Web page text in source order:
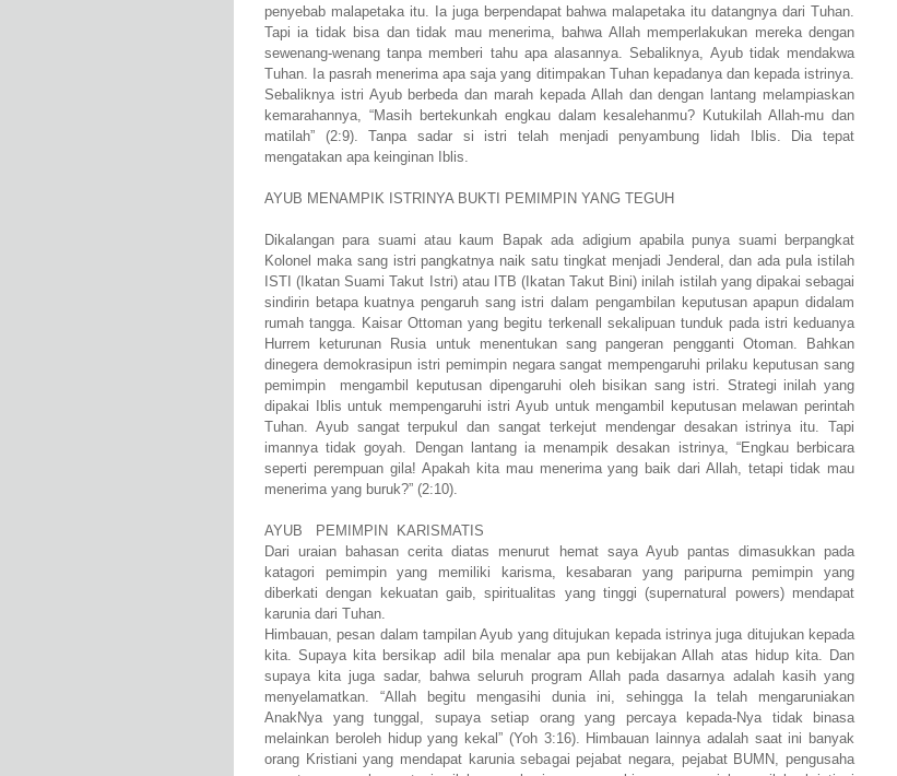
penyebab malapetaka itu. Ia juga berpendapat bahwa malapetaka itu datangnya dari Tuhan.
Tapi ia tidak bisa dan tidak mau menerima, bahwa Allah memperlakukan mereka dengan
sewenang-wenang tanpa memberi tahu apa alasannya. Sebaliknya, Ayub tidak mendakwa
Tuhan. Ia pasrah menerima apa saja yang ditimpakan Tuhan kepadanya dan kepada istrinya.
Sebaliknya istri Ayub berbeda dan marah kepada Allah dan dengan lantang melampiaskan
kemarahannya, “Masih bertekunkah engkau dalam kesalehanmu? Kutukilah Allah-mu dan
matilah” (2:9). Tanpa sadar si istri telah menjadi penyambung lidah Iblis. Dia tepat
mengatakan apa keinginan Iblis.
AYUB MENAMPIK ISTRINYA BUKTI PEMIMPIN YANG TEGUH
Dikalangan para suami atau kaum Bapak ada adigium apabila punya suami berpangkat
Kolonel maka sang istri pangkatnya naik satu tingkat menjadi Jenderal, dan ada pula istilah
ISTI (Ikatan Suami Takut Istri) atau ITB (Ikatan Takut Bini) inilah istilah yang dipakai sebagai
sindirin betapa kuatnya pengaruh sang istri dalam pengambilan keputusan apapun didalam
rumah tangga. Kaisar Ottoman yang begitu terkenall sekalipuan tunduk pada istri keduanya
Hurrem keturunan Rusia untuk menentukan sang pangeran pengganti Otoman. Bahkan
dinegera demokrasipun istri pemimpin negara sangat mempengaruhi prilaku keputusan sang
pemimpin mengambil keputusan dipengaruhi oleh bisikan sang istri. Strategi inilah yang
dipakai Iblis untuk mempengaruhi istri Ayub untuk mengambil keputusan melawan perintah
Tuhan. Ayub sangat terpukul dan sangat terkejut mendengar desakan istrinya itu. Tapi
imannya tidak goyah. Dengan lantang ia menampik desakan istrinya, “Engkau berbicara
seperti perempuan gila! Apakah kita mau menerima yang baik dari Allah, tetapi tidak mau
menerima yang buruk?” (2:10).
AYUB PEMIMPIN KARISMATIS
Dari uraian bahasan cerita diatas menurut hemat saya Ayub pantas dimasukkan pada
katagori pemimpin yang memiliki karisma, kesabaran yang paripurna pemimpin yang
diberkati dengan kekuatan gaib, spiritualitas yang tinggi (supernatural powers) mendapat
karunia dari Tuhan.
Himbauan, pesan dalam tampilan Ayub yang ditujukan kepada istrinya juga ditujukan kepada
kita. Supaya kita bersikap adil bila menalar apa pun kebijakan Allah atas hidup kita. Dan
supaya kita juga sadar, bahwa seluruh program Allah pada dasarnya adalah kasih yang
menyelamatkan. “Allah begitu mengasihi dunia ini, sehingga Ia telah mengaruniakan
AnakNya yang tunggal, supaya setiap orang yang percaya kepada-Nya tidak binasa
melainkan beroleh hidup yang kekal” (Yoh 3:16). Himbauan lainnya adalah saat ini banyak
orang Kristiani yang mendapat karunia sebagai pejabat negara, pejabat BUMN, pengusaha